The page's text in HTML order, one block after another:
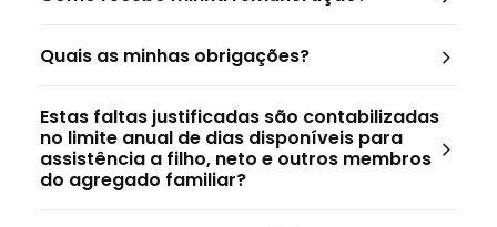
Quais as minhas obrigações?
Estas faltas justificadas são contabilizadas
no limite anual de dias disponíveis para
assistência a filho, neto e outros membros
do agregado familiar?